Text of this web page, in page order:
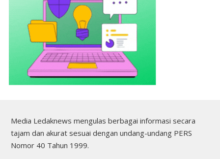
Media Ledaknews mengulas berbagai informasi secara
tajam dan akurat sesuai dengan undang-undang PERS
Nomor 40 Tahun 1999.